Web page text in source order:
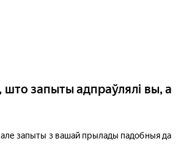
што запыты адпраўлялі вы, а
запыты з вашай прылады падобныя да